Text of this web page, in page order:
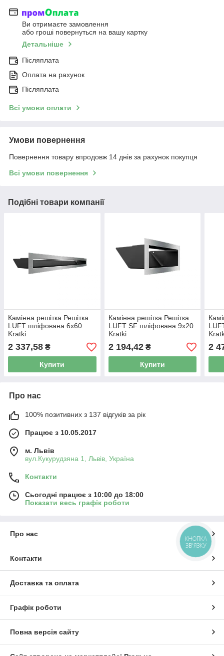
Ви отримаєте замовлення
або гроші повернуться на вашу картку
Детальніше
Післяплата
Оплата на рахунок
Післяплата
Всі умови оплати
Умови повернення
Повернення товару впродовж 14 днів за рахунок покупця
Всі умови повернення
Подібні товари компанії
Камінна решітка Решітка
LUFT шліфована 6x60
Kratki
2 337,58 ₴
Купити
Камінна решітка Решітка
LUFT SF шліфована 9x20
Kratki
2 194,42₴
Купити
2
Про нас
100% позитивних з 137 відгуків за рік
Працює з 10.05.2017
м. Львів
вул.Кукурудзяна 1, Львів, Україна
Контакти
Сьогодні працює з 10:00 до 18:00
Показати весь графік роботи
Про нас
Контакти
Доставка та оплата
Графік роботи
Повна версія сайту
КНОПКА
ЗВ'ЯЗКУ